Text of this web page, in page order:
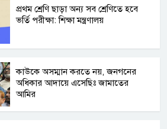
প্রথম শ্রেণি ছাড়া অন্য সব শ্রেণিতে হবে
ভর্তি পরীক্ষা: শিক্ষা মন্ত্রণালয়
কাউকে অসম্মান করতে নয়, জনগনের
অধিকার আদায়ে এসেছিঃ জামাতের
আমির